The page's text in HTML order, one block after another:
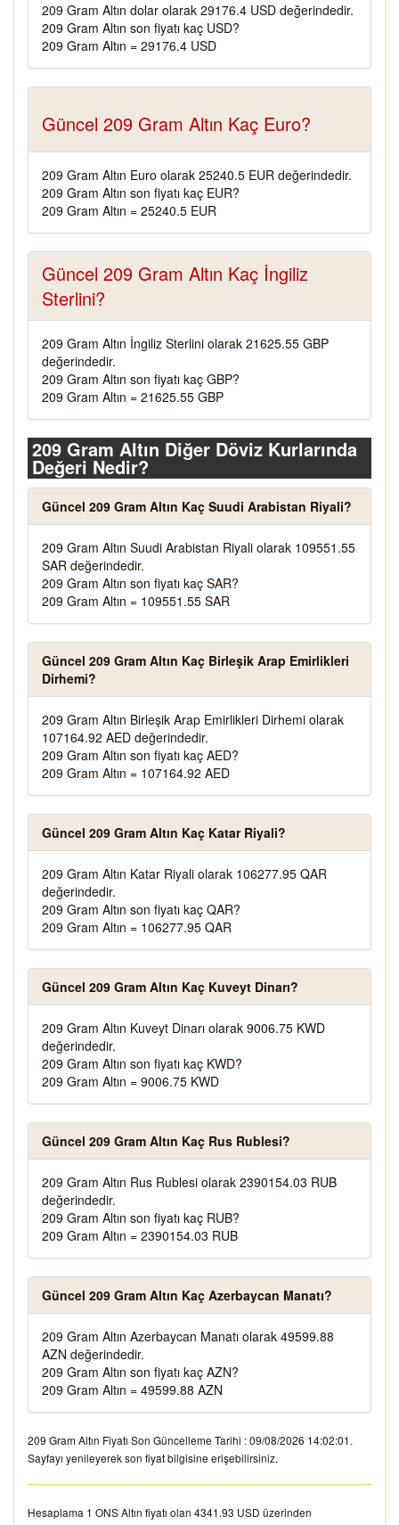
209 Gram Altın dolar olarak 29176.4 USD değerindedir.
209 Gram Altın son fiyatı kaç USD?
209 Gram Altın = 29176.4 USD
Güncel 209 Gram Altın Kaç Euro?
209 Gram Altın Euro olarak 25240.5 EUR değerindedir.
209 Gram Altın son fiyatı kaç EUR?
209 Gram Altın = 25240.5 EUR
Güncel 209 Gram Altın Kaç İngiliz
Sterlini?
209 Gram Altın İngiliz Sterlini olarak 21625.55 GBP
değerindedir.
209 Gram Altın son fiyatı kaç GBP?
209 Gram Altın = 21625.55 GBP
209 Gram Altın Diğer Döviz Kurlarında
Değeri Nedir?
Güncel 209 Gram Altın Kaç Suudi Arabistan Riyali?
209 Gram Altın Suudi Arabistan Riyali olarak 109551.55
SAR değerindedir.
209 Gram Altın son fiyatı kaç SAR?
209 Gram Altın = 109551.55 SAR
Güncel 209 Gram Altın Kaç Birleşik Arap Emirlikleri
Dirhemi?
209 Gram Altın Birleşik Arap Emirlikleri Dirhemi olarak
107164.92 AED değerindedir.
209 Gram Altın son fiyatı kaç AED?
209 Gram Altın = 107164.92 AED
Güncel 209 Gram Altın Kaç Katar Riyali?
209 Gram Altın Katar Riyali olarak 106277.95 QAR
değerindedir.
209 Gram Altın son fiyatı kaç QAR?
209 Gram Altın = 106277.95 QAR
Güncel 209 Gram Altın Kaç Kuveyt Dinarı?
209 Gram Altın Kuveyt Dinarı olarak 9006.75 KWD
değerindedir.
209 Gram Altın son fiyatı kaç KWD?
209 Gram Altın = 9006.75 KWD
Güncel 209 Gram Altın Kaç Rus Rublesi?
209 Gram Altın Rus Rublesi olarak 2390154.03 RUB
değerindedir.
209 Gram Altın son fiyatı kaç RUB?
209 Gram Altın = 2390154.03 RUB
Güncel 209 Gram Altın Kaç Azerbaycan Manatı?
209 Gram Altın Azerbaycan Manatı olarak 49599.88
AZN değerindedir.
209 Gram Altın son fiyatı kaç AZN?
209 Gram Altın = 49599.88 AZN
209 Gram Altın Fiyatı Son Güncelleme Tarihi : 09/08/2026 14:02:01.
Sayfayı yenileyerek son fiyat bilgisine erişebilirsiniz.
Hesaplama 1 ONS Altın fiyatı olan 4341.93 USD üzerinden